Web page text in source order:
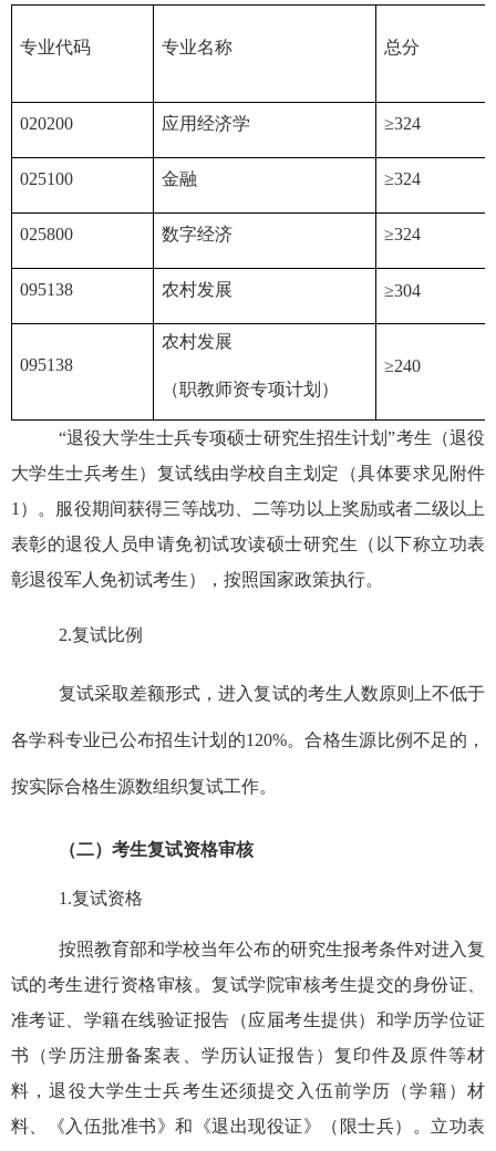
专业代码 专业名称 总分
020200 应用经济学 ≥324
025100 金融 ≥324
025800 数字经济 ≥324
095138 农村发展 ≥304
095138
农村发展
（职教师资专项计划）
≥240
“退役大学生士兵专项硕士研究生招生计划”考生（退役
大学生士兵考生）复试线由学校自主划定（具体要求见附件
1）。服役期间获得三等战功、二等功以上奖励或者二级以上
表彰的退役人员申请免初试攻读硕士研究生（以下称立功表
彰退役军人免初试考生），按照国家政策执行。
2.复试比例
复试采取差额形式，进入复试的考生人数原则上不低于
各学科专业已公布招生计划的120%。合格生源比例不足的，
按实际合格生源数组织复试工作。
（二）考生复试资格审核
1.复试资格
按照教育部和学校当年公布的研究生报考条件对进入复
试的考生进行资格审核。复试学院审核考生提交的身份证、
准考证、学籍在线验证报告（应届考生提供）和学历学位证
书（学历注册备案表、学历认证报告）复印件及原件等材
料，退役大学生士兵考生还须提交入伍前学历（学籍）材
料、《入伍批准书》和《退出现役证》（限士兵）。立功表